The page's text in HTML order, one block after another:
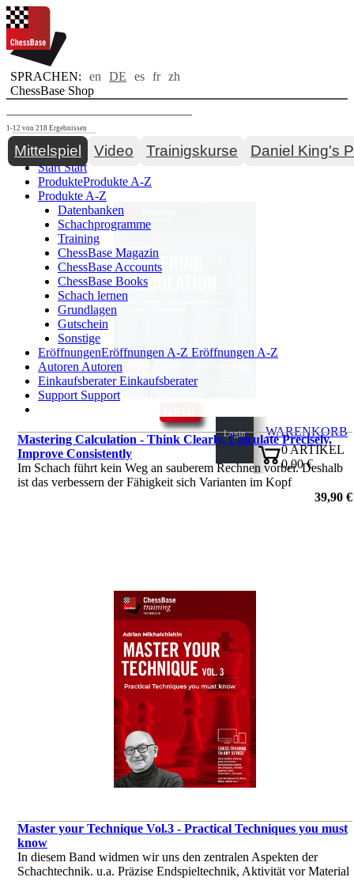
SPRACHEN: en DE es fr zh
ChessBase Shop
Toggle navigation
StartStart
ProdukteProdukte A-Z
Produkte A-Z
Datenbanken
Schachprogramme
Training
ChessBase Magazin
ChessBase Accounts
ChessBase Books
Schach lernen
Grundlagen
Gutschein
Sonstige
EröffnungenEröffnungen A-Z Eröffnungen A-Z
Autoren Autoren
EinkaufsberaterEinkaufsberater
Support Support
Login
WARENKORB
0ARTIKEL
0,00 €
✔
1-12 von 218 Ergebnissen
Mittelspiel Video Trainigskurse Daniel King's
Mastering Calculation - Think Clearly, Calculate Precisely,
Improve Consistently
Im Schach führt kein Weg an sauberem Rechnen vorbei. Deshalb
ist das verbessern der Fähigkeit sich Varianten im Kopf
vorzustellen oder taktische Motive und Muster wiederzuerkennen
39,90 €
Master your Technique Vol.3 - Practical Techniques you must
know
In diesem Band widmen wir uns den zentralen Aspekten der
Schachtechnik. u.a. Präzise Endspieltechnik, Aktivität vor Material